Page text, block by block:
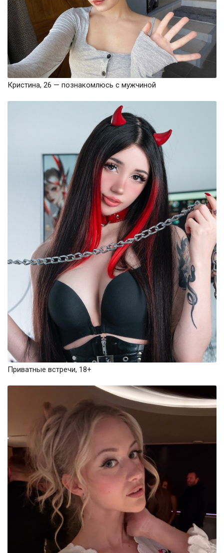
Кристина, 26 — познакомлюсь с мужчиной
Приватные встречи, 18+